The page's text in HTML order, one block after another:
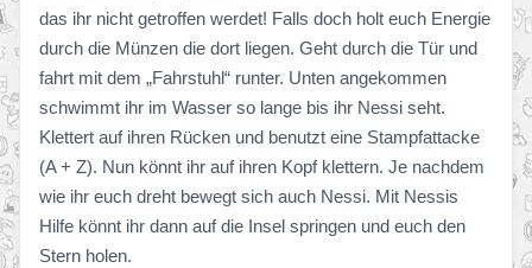
das ihr nicht getroffen werdet! Falls doch holt euch Energie
durch die Münzen die dort liegen. Geht durch die Tür und
fahrt mit dem „Fahrstuhl“ runter. Unten angekommen
schwimmt ihr im Wasser so lange bis ihr Nessi seht.
Klettert auf ihren Rücken und benutzt eine Stampfattacke
(A + Z). Nun könnt ihr auf ihren Kopf klettern. Je nachdem
wie ihr euch dreht bewegt sich auch Nessi. Mit Nessis
Hilfe könnt ihr dann auf die Insel springen und euch den
Stern holen.